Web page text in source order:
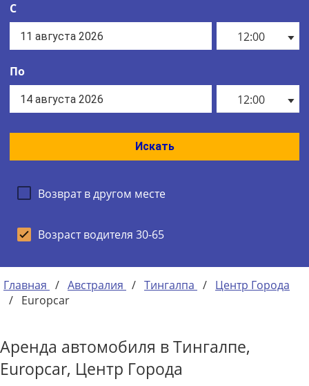
С
12:00
По
12:00
Искать
Возврат в другом месте
Возраст водителя 30-65
Главная / Австралия / Тингалпа / Центр Города
/ Europcar
Аренда автомобиля в Тингалпе,
Europcar, Центр Города